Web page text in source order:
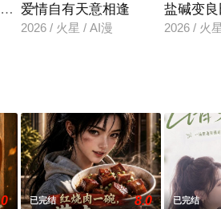
是一日
爱情自有天意相逢
2026 / 火星 / AI漫
盐碱变
2026 / 火
已完结 8.0 已完结